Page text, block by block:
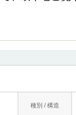
種別 / 構造